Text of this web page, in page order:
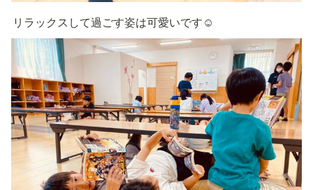
リラックスして過ごす姿は可愛いです☺